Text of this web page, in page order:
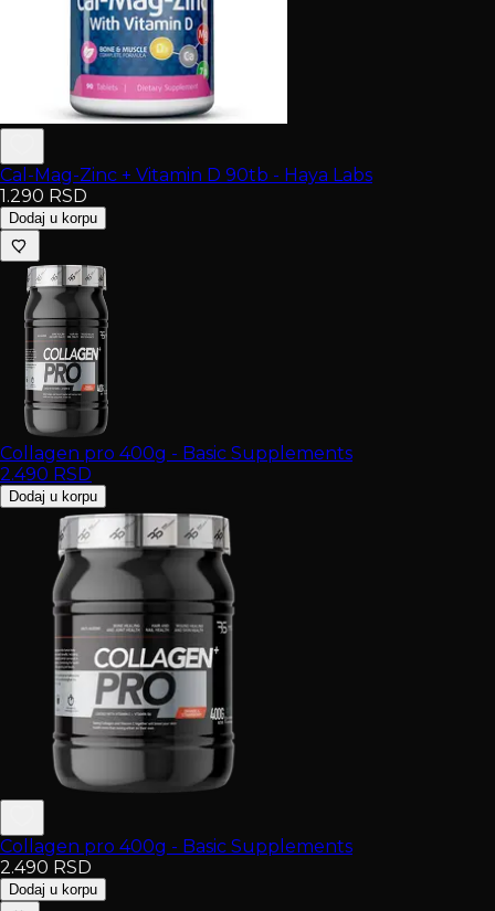
Cal-Mag-Zinc + Vitamin D 90tb - Haya Labs
1.290 RSD
Dodaj u korpu
Collagen pro 400g - Basic Supplements
2.490 RSD
Dodaj u korpu
Collagen pro 400g - Basic Supplements
2.490 RSD
Dodaj u korpu